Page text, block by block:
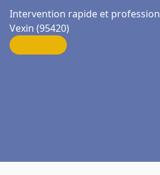
Intervention rapide et
Vexin (95420)